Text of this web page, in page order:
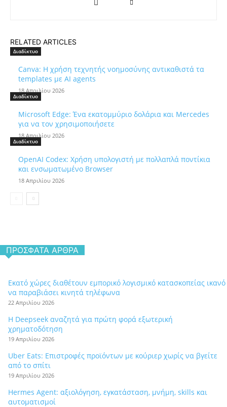
RELATED ARTICLES
Διαδίκτυο
Canva: Η χρήση τεχνητής νοημοσύνης αντικαθιστά τα
templates με AI agents
18 Απριλίου 2026
Διαδίκτυο
Microsoft Edge: Ένα εκατομμύριο δολάρια και Mercedes
για να τον χρησιμοποιήσετε
18 Απριλίου 2026
Διαδίκτυο
OpenAI Codex: Χρήση υπολογιστή με πολλαπλά ποντίκια
και ενσωματωμένο Browser
18 Απριλίου 2026
ΠΡΌΣΦΑΤΑ ΆΡΘΡΑ
Εκατό χώρες διαθέτουν εμπορικό λογισμικό κατασκοπείας ικανό
να παραβιάσει κινητά τηλέφωνα
22 Απριλίου 2026
Η Deepseek αναζητά για πρώτη φορά εξωτερική
χρηματοδότηση
19 Απριλίου 2026
Uber Eats: Επιστροφές προϊόντων με κούριερ χωρίς να βγείτε
από το σπίτι
19 Απριλίου 2026
Hermes Agent: αξιολόγηση, εγκατάσταση, μνήμη, skills και
αυτοματισμοί